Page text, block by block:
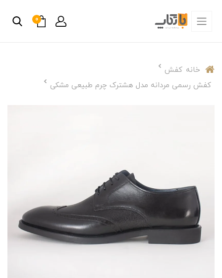
0
خانه کفش
کفش رسمی مردانه مدل هشترک چرم طبیعی مشکی